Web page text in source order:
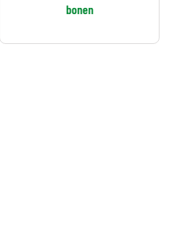
bonen